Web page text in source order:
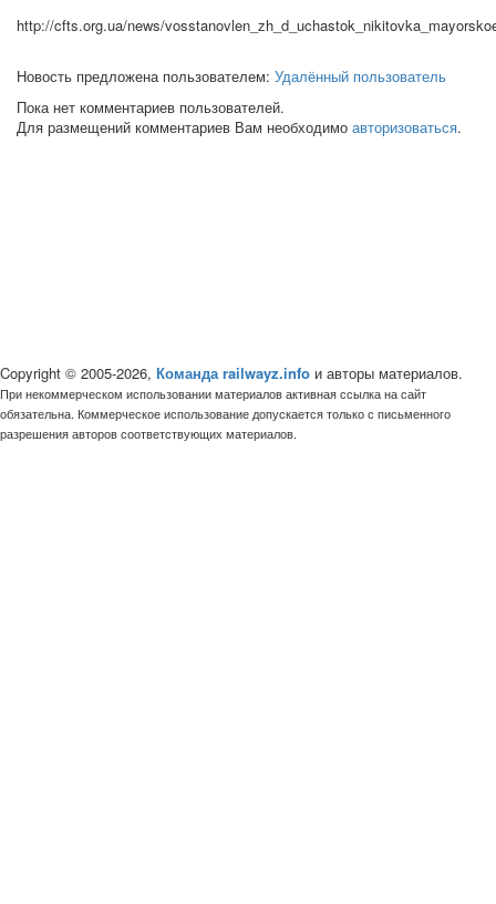
http://cfts.org.ua/news/
Новость предложена пользователем: Удалённый пользователь
Пока нет комментариев пользователей.
Для размещений комментариев Вам необходимо авторизоваться.
Copyright © 2005-2026, Команда railwayz.info и авторы материалов.
При некоммерческом использовании материалов активная ссылка на сайт
обязательна. Коммерческое использование допускается только с письменного
разрешения авторов соответствующих материалов.